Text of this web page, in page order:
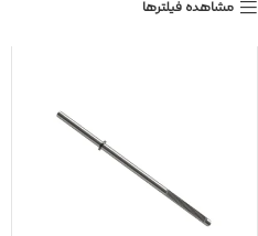
مشاهده فیلترها